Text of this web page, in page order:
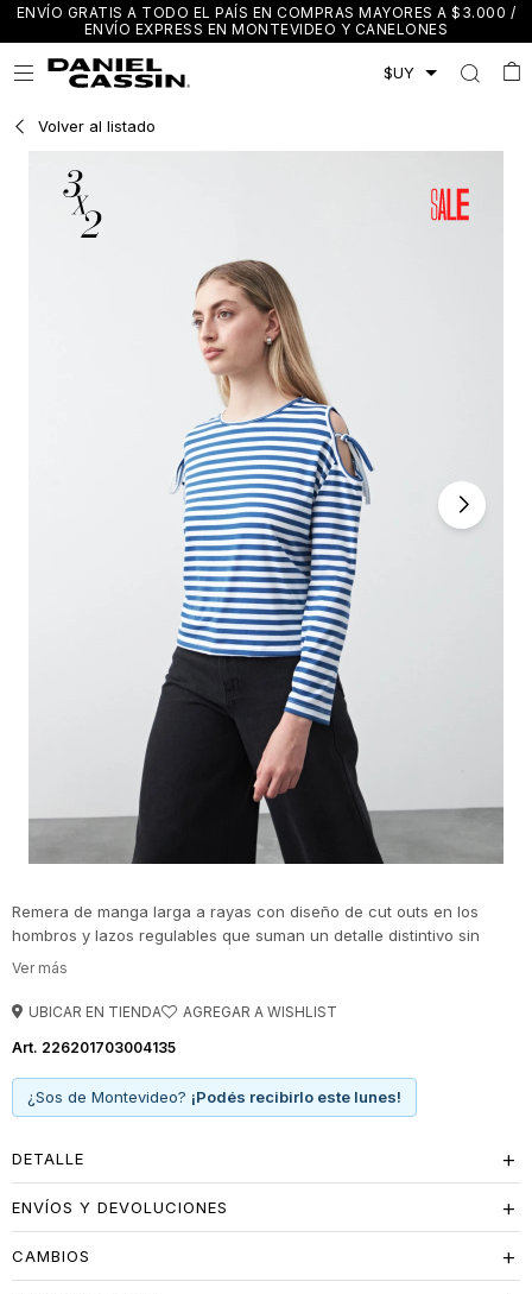
ENVÍO GRATIS A TODO EL PAÍS EN COMPRAS MAYORES A $3.000 /
ENVÍO EXPRESS EN MONTEVIDEO Y CANELONES

Volver al listado
Remera de manga larga a rayas con diseño de cut outs en los
hombros y lazos regulables que suman un detalle distintivo sin
perder versatilidad. Las rayas, de inspiración navy, refuerzan su
a distintos looks, desde combinaciones relajadas hasta estilismos
UBICAR EN TIENDA
226201703004135
¿Sos de Montevideo? ¡Podés recibirlo este lunes!
DETALLE
ENVÍOS Y DEVOLUCIONES
CAMBIOS